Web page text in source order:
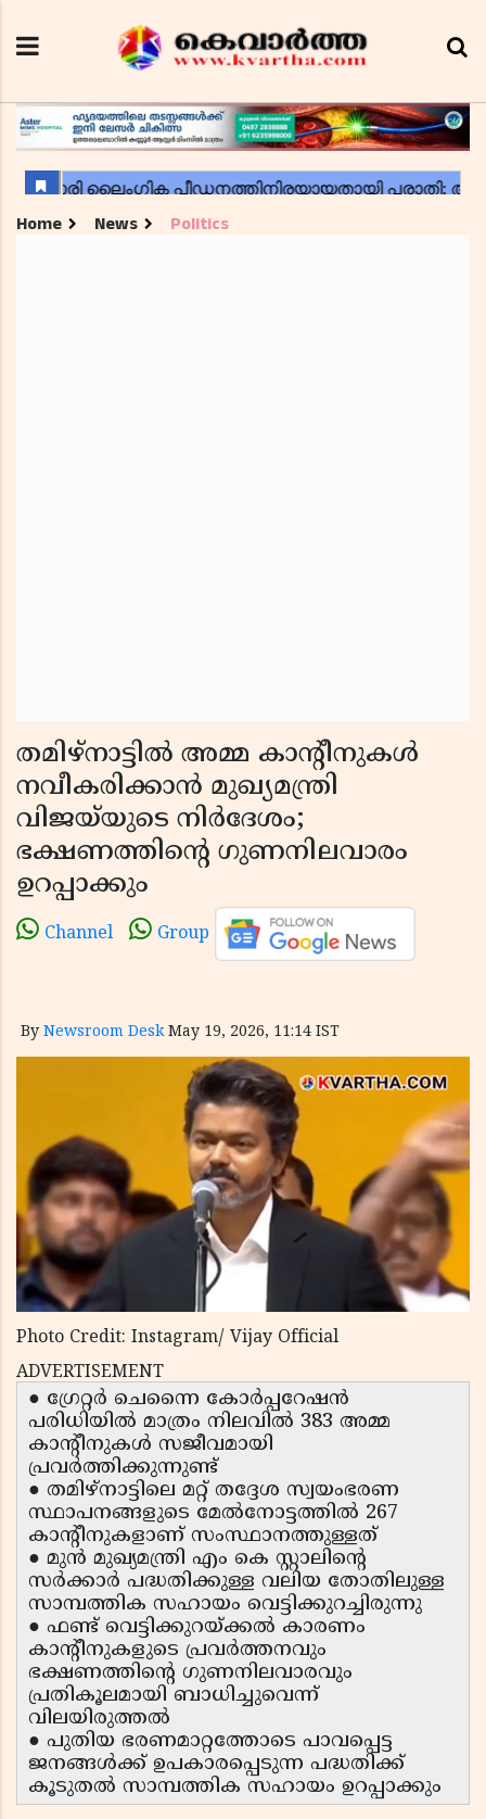
Home News Politics
തമിഴ്‌നാട്ടിൽ അമ്മ കാന്റീനുകൾ
നവീകരിക്കാൻ മുഖ്യമന്ത്രി
വിജയ്‌യുടെ നിർദേശം;
ഭക്ഷണത്തിൻ്റെ ഗുണനിലവാരം
ഉറപ്പാക്കും
Channel Group
By Newsroom Desk May 19, 2026, 11:14 IST
Photo Credit: Instagram/ Vijay Official
ADVERTISEMENT
● ഗ്രേറ്റർ ചെന്നൈ കോർപ്പറേഷൻ
പരിധിയിൽ മാത്രം നിലവിൽ 383 അമ്മ
കാന്റീനുകൾ സജീവമായി
പ്രവർത്തിക്കുന്നുണ്ട്
● തമിഴ്‌നാട്ടിലെ മറ്റ് തദ്ദേശ സ്വയംഭരണ
സ്ഥാപനങ്ങളുടെ മേൽനോട്ടത്തിൽ 267
കാന്റീനുകളാണ് സംസ്ഥാനത്തുള്ളത്
● മുൻ മുഖ്യമന്ത്രി എം കെ സ്റ്റാലിന്റെ
സർക്കാർ പദ്ധതിക്കുള്ള വലിയ തോതിലുള്ള
സാമ്പത്തിക സഹായം വെട്ടിക്കുറച്ചിരുന്നു
● ഫണ്ട് വെട്ടിക്കുറയ്ക്കൽ കാരണം
കാന്റീനുകളുടെ പ്രവർത്തനവും
ഭക്ഷണത്തിന്റെ ഗുണനിലവാരവും
പ്രതികൂലമായി ബാധിച്ചുവെന്ന്
വിലയിരുത്തൽ
● പുതിയ ഭരണമാറ്റത്തോടെ പാവപ്പെട്ട
ജനങ്ങൾക്ക് ഉപകാരപ്പെടുന്ന പദ്ധതിക്ക്
കൂടുതൽ സാമ്പത്തിക സഹായം ഉറപ്പാക്കും